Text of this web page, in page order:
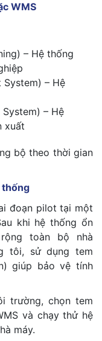
WMS
– Hệ thống
System) – Hệ
– Hệ
xuất
bộ theo thời gian
thống
đoạn pilot tại một
khi hệ thống ổn
toàn bộ nhà
tôi, sử dụng tem
giúp bảo vệ tính
trường, chọn tem
và chạy thử hệ
máy.